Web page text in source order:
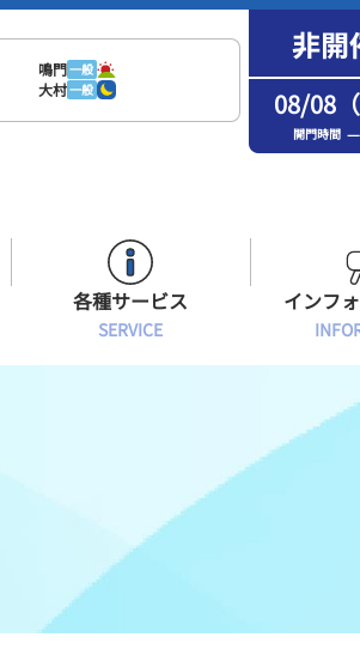
鳴門一般
大村一般 08/08（
開門時間
場内フリーWi-Fiご案内
ボートレース浜名湖の楽し
オラレ浜松
各種サービス
SERVICE
メンバーズルーム会員
選手応援横断幕について
冠レース協賛キャンペーン
インフ
イ